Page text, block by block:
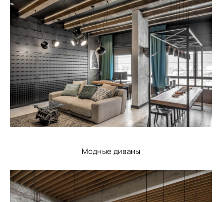
Модные диваны